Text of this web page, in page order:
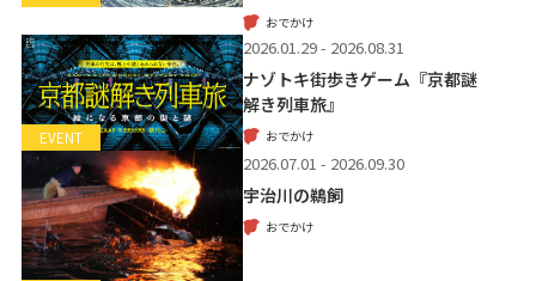
おでかけ
EVENT
2026.01.29 - 2026.08.31
ナゾトキ街歩きゲーム『京都謎
解き列車旅』
おでかけ
2026.07.01 - 2026.09.30
宇治川の鵜飼
おでかけ